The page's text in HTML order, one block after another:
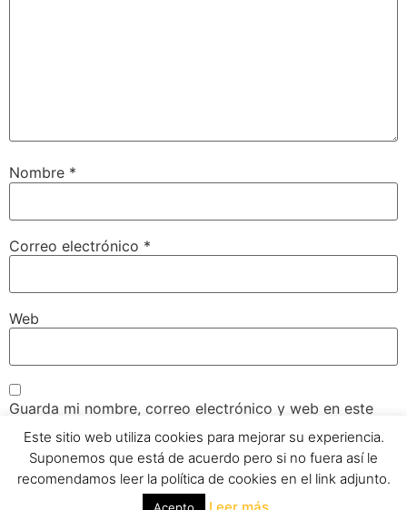
Nombre *
Correo electrónico *
Web
Guarda mi nombre, correo electrónico y web en este
Este sitio web utiliza cookies para mejorar su experiencia.
Suponemos que está de acuerdo pero si no fuera así le
recomendamos leer la política de cookies en el link adjunto.